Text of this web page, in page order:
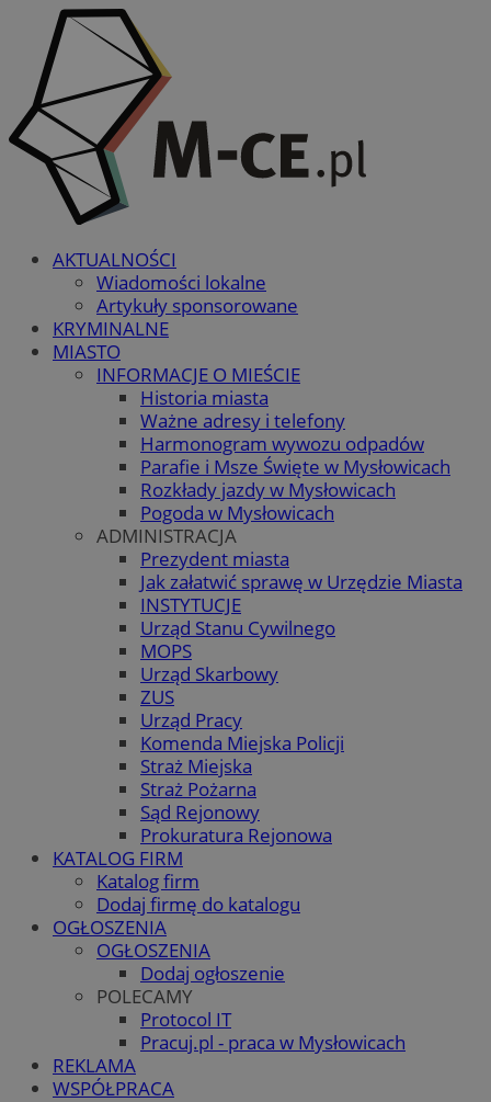
AKTUALNOŚCI
Wiadomości lokalne
Artykuły sponsorowane
KRYMINALNE
MIASTO
INFORMACJE O MIEŚCIE
Historia miasta
Ważne adresy i telefony
Harmonogram wywozu odpadów
Parafie i Msze Święte w Mysłowicach
Rozkłady jazdy w Mysłowicach
Pogoda w Mysłowicach
ADMINISTRACJA
Prezydent miasta
Jak załatwić sprawę w Urzędzie Miasta
INSTYTUCJE
Urząd Stanu Cywilnego
MOPS
Urząd Skarbowy
ZUS
Urząd Pracy
Komenda Miejska Policji
Straż Miejska
Straż Pożarna
Sąd Rejonowy
Prokuratura Rejonowa
KATALOG FIRM
Katalog firm
Dodaj firmę do katalogu
OGŁOSZENIA
OGŁOSZENIA
Dodaj ogłoszenie
POLECAMY
Protocol IT
Pracuj.pl - praca w Mysłowicach
REKLAMA
WSPÓŁPRACA